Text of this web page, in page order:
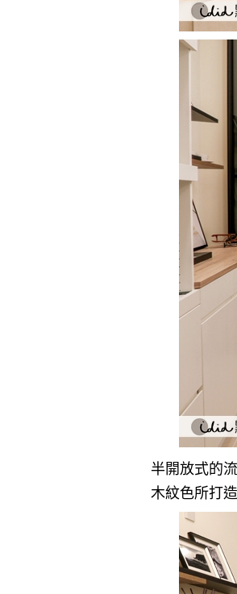
半開放式的
木紋色所打